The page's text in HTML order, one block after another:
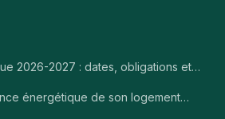
2026-2027 : dates, obligations et…
énergétique de son logement…